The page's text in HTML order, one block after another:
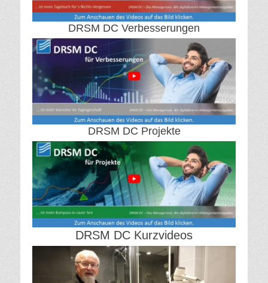
DRSM DC Verbesserungen
DRSM DC Projekte
DRSM DC Kurzvideos